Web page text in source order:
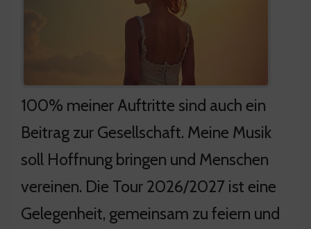
100% meiner Auftritte sind auch ein
Beitrag zur Gesellschaft. Meine Musik
soll Hoffnung bringen und Menschen
vereinen. Die Tour 2026/2027 ist eine
Gelegenheit, gemeinsam zu feiern und